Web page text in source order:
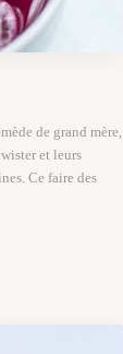
de grand mère,
et leurs
Ce faire des